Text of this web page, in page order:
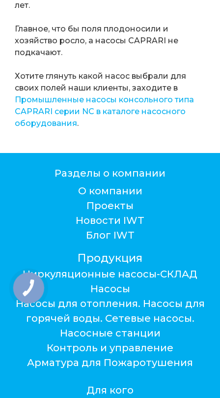
лет.
Главное, что бы поля плодоносили и
хозяйство росло, а насосы CAPRARI не
подкачают.
Хотите глянуть какой насос выбрали для
своих полей наши клиенты, заходите в
Промышленные насосы консольного типа
CAPRARI серии NC в каталоге насосного
оборудования.
Разделы о компании
О компании
Проекты
Новости IWT
Блог IWT
Продукция
Циркуляционные насосы-СКЛАД
Насосы
Насосы для отопления. Насосы для
горячей воды. Сетевые насосы.
Насосные станции
Контроль и управление
Арматура для Пожаротушения
Для кого